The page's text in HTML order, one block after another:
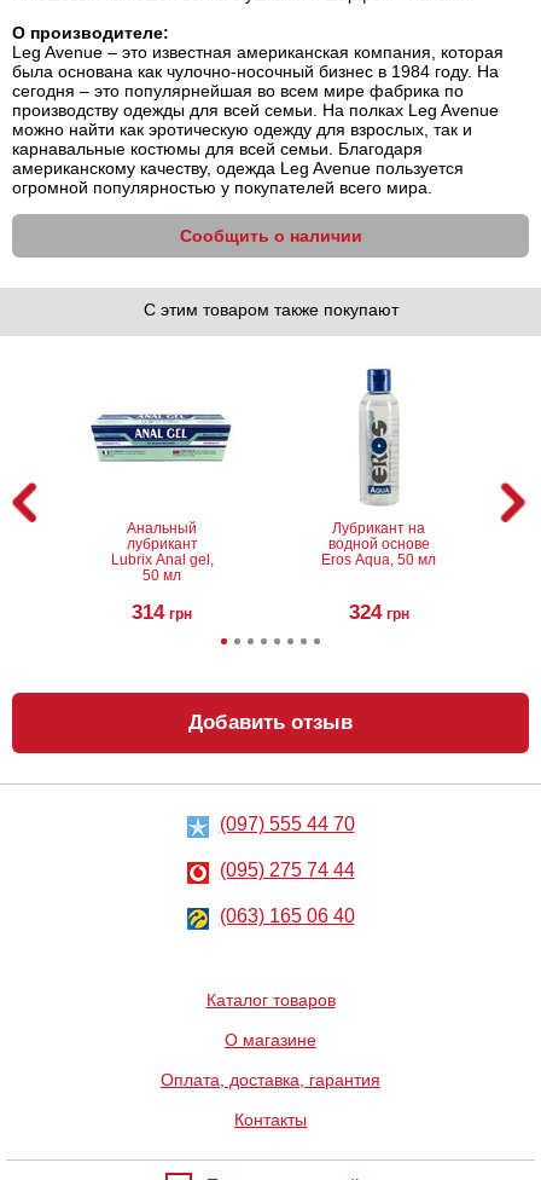
О производителе:
Leg Avenue – это известная американская компания, которая
была основана как чулочно-носочный бизнес в 1984 году. На
сегодня – это популярнейшая во всем мире фабрика по
производству одежды для всей семьи. На полках Leg Avenue
можно найти как эротическую одежду для взрослых, так и
карнавальные костюмы для всей семьи. Благодаря
американскому качеству, одежда Leg Avenue пользуется
огромной популярностью у покупателей всего мира.
Сообщить о наличии
С этим товаром также покупают
Анальный
лубрикант
Lubrix Anal gel,
50 мл
314 грн
Лубрикант на
водной основе
Eros Aqua, 50 мл
324 грн
Анальный
лубрикант на
водной основе
Just Glide Anal,
грн
Металлическая
пробка Slash, S
668
Pleasure Fantasy
Vibe
vibrator
Добавить отзыв
(097) 555 44 70
(095) 275 74 44
(063) 165 06 40
Каталог товаров
О магазине
Оплата, доставка, гарантия
Контакты